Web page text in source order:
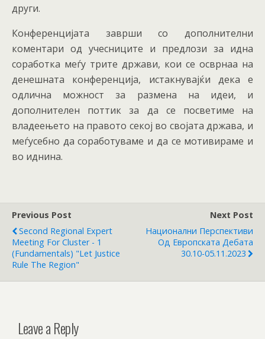
други.
Конференцијата заврши со дополнителни
коментари од учесниците и предлози за идна
соработка меѓу трите држави, кои се осврнаа на
денешната конференција, истакнувајќи дека е
одлична можност за размена на идеи, и
дополнителен поттик за да се посветиме на
владеењето на правото секој во својата држава, и
меѓусебно да соработуваме и да се мотивираме и
во иднина.
Previous Post
Second Regional Expert
Meeting For Cluster - 1
(Fundamentals) "Let Justice
Rule The Region"
Next Post
Национални Перспективи
Од Европската Дебата
30.10-05.11.2023
Leave a Reply